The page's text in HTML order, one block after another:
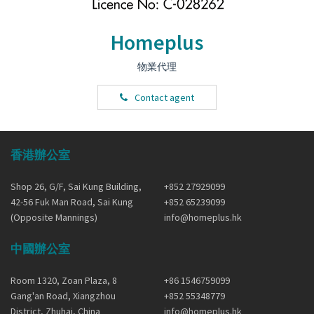
Homeplus
物業代理
Contact agent
香港辦公室
Shop 26, G/F, Sai Kung Building,
42-56 Fuk Man Road, Sai Kung
(Opposite Mannings)
+852 27929099
+852 65239099
info@homeplus.hk
中國辦公室
Room 1320, Zoan Plaza, 8
Gang'an Road, Xiangzhou
District, Zhuhai, China
+86 1546759099
+852 55348779
info@homeplus.hk